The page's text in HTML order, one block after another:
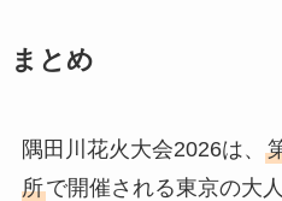
まとめ
隅田川花火大会2026は、
所で開催される東京の大